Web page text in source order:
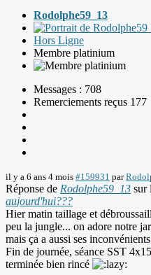
Rodolphe59_13
Hors Ligne
Membre platinium
Messages : 708
Remerciements reçus 177
il y a 6 ans 4 mois #159931 par
Réponse de Rodolphe59_13 sur
aujourd'hui???
Hier matin taillage et
peu la jungle... on adore notre
mais ça a aussi ses inconvénients
Fin de journée, séance SST
terminée bien rincé